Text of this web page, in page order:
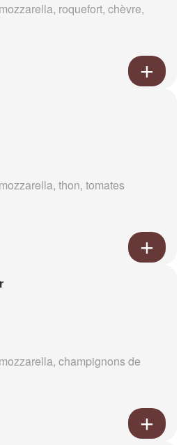
roquefort, chèvre,
thon, tomates
champignons de